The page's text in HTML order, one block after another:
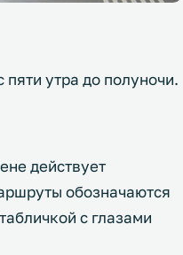
утра до полуночи.
действует
обозначаются
с глазами